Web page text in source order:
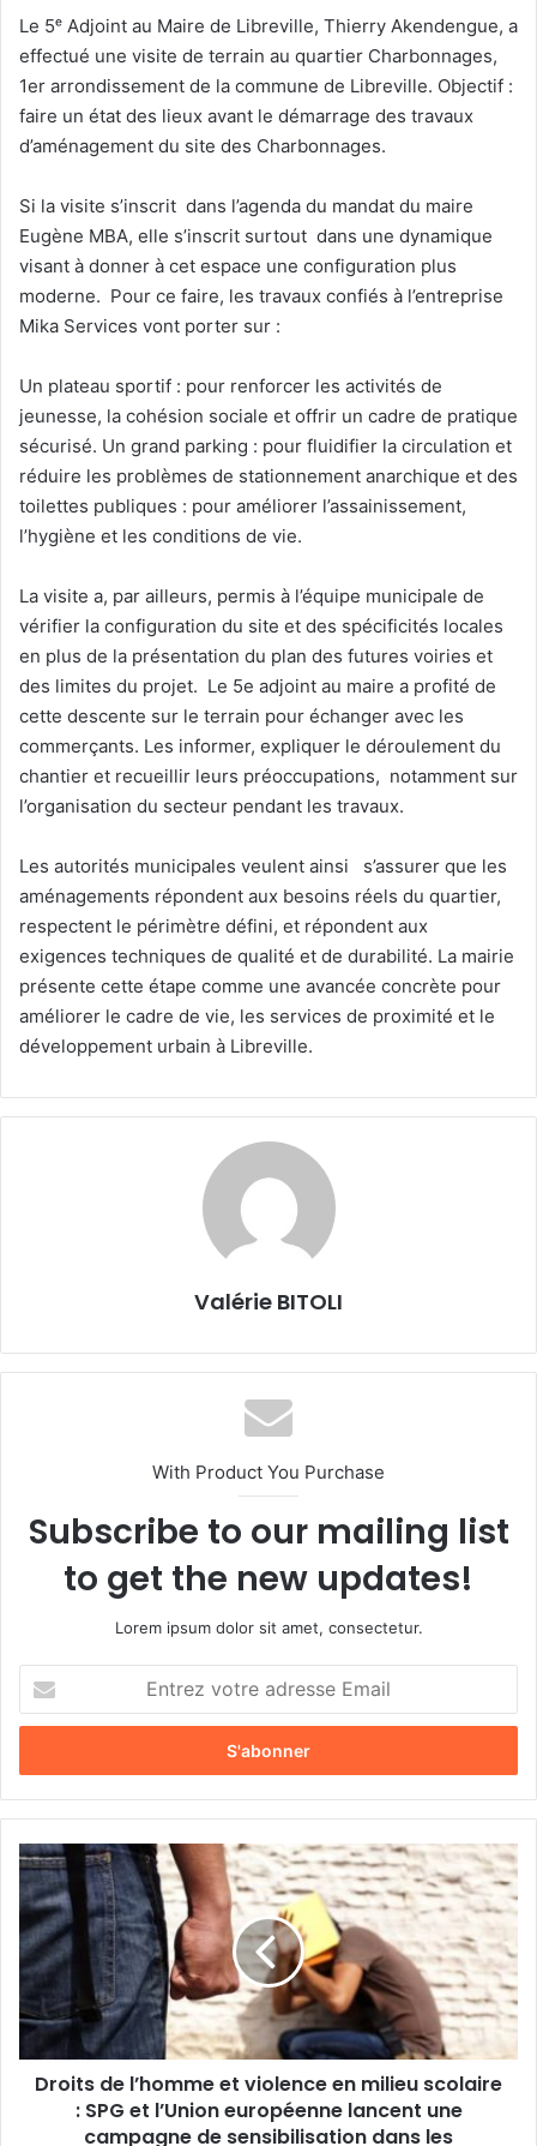
e
Le 5ᵉ Adjoint au Maire de Libreville, Thierry Akendengue, a
effectué une visite de terrain au quartier Charbonnages,
1er arrondissement de la commune de Libreville. Objectif :
faire un état des lieux avant le démarrage des travaux
d’aménagement du site des Charbonnages.
Si la visite s’inscrit dans l’agenda du mandat du maire
Eugène MBA, elle s’inscrit surtout dans une dynamique
visant à donner à cet espace une configuration plus
moderne. Pour ce faire, les travaux confiés à l’entreprise
Mika Services vont porter sur :
Un plateau sportif : pour renforcer les activités de
jeunesse, la cohésion sociale et offrir un cadre de pratique
sécurisé. Un grand parking : pour fluidifier la circulation et
réduire les problèmes de stationnement anarchique et des
toilettes publiques : pour améliorer l’assainissement,
l’hygiène et les conditions de vie.
La visite a, par ailleurs, permis à l’équipe municipale de
vérifier la configuration du site et des spécificités locales
en plus de la présentation du plan des futures voiries et
des limites du projet. Le 5e adjoint au maire a profité de
cette descente sur le terrain pour échanger avec les
commerçants. Les informer, expliquer le déroulement du
chantier et recueillir leurs préoccupations, notamment sur
l’organisation du secteur pendant les travaux.
Les autorités municipales veulent ainsi s’assurer que les
aménagements répondent aux besoins réels du quartier,
respectent le périmètre défini, et répondent aux
exigences techniques de qualité et de durabilité. La mairie
présente cette étape comme une avancée concrète pour
améliorer le cadre de vie, les services de proximité et le
développement urbain à Libreville.
Valérie BITOLI
With Product You Purchase
Subscribe to our mailing list
to get the new updates!
Lorem ipsum dolor sit amet, consectetur.
t
e
z
o
t
r
e
a
d
r
e
D
o
i
t
d
e
l
Droits de l’homme et violence en milieu scolaire
: SPG et l’Union européenne lancent une
campagne de sensibilisation dans les